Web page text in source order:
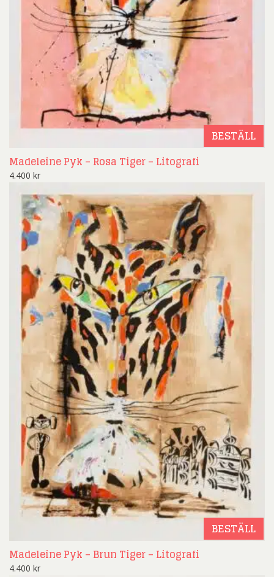
BESTÄLL
Madeleine Pyk – Rosa Tiger – Litografi
4.400 kr
BESTÄLL
Madeleine Pyk – Brun Tiger – Litografi
4.400 kr